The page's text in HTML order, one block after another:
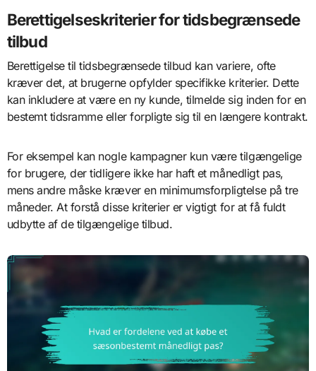
Berettigelseskriterier for tidsbegrænsede
tilbud
Berettigelse til tidsbegrænsede tilbud kan variere, ofte
kræver det, at brugerne opfylder specifikke kriterier. Dette
kan inkludere at være en ny kunde, tilmelde sig inden for en
bestemt tidsramme eller forpligte sig til en længere kontrakt.
For eksempel kan nogle kampagner kun være tilgængelige
for brugere, der tidligere ikke har haft et månedligt pas,
mens andre måske kræver en minimumsforpligtelse på tre
måneder. At forstå disse kriterier er vigtigt for at få fuldt
udbytte af de tilgængelige tilbud.